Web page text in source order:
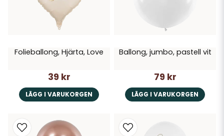
Folieballong, Hjärta, Love
39 kr
LÄGG I VARUKORGEN
Ballong, jumbo, pastell vit
79 kr
LÄGG I VARUKORGEN